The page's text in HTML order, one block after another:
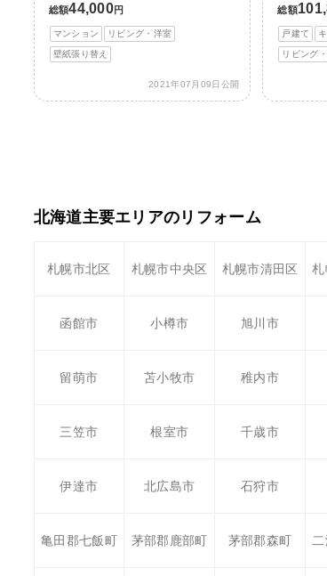
総額44,000円
マンション リビング・洋室
壁紙張り替え
2021年07月09日公開
総額
戸建て
リビング
北海道主要エリアのリフォーム
札幌市北区 札幌市中央区 札幌市清田区
函館市 小樽市 旭川市
留萌市 苫小牧市 稚内市
三笠市 根室市 千歳市
伊達市 北広島市 石狩市
亀田郡七飯町 茅部郡鹿部町 茅部郡森町